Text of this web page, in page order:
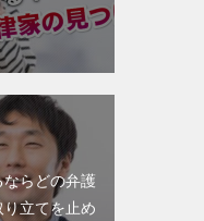
らどの弁護
立てを止め